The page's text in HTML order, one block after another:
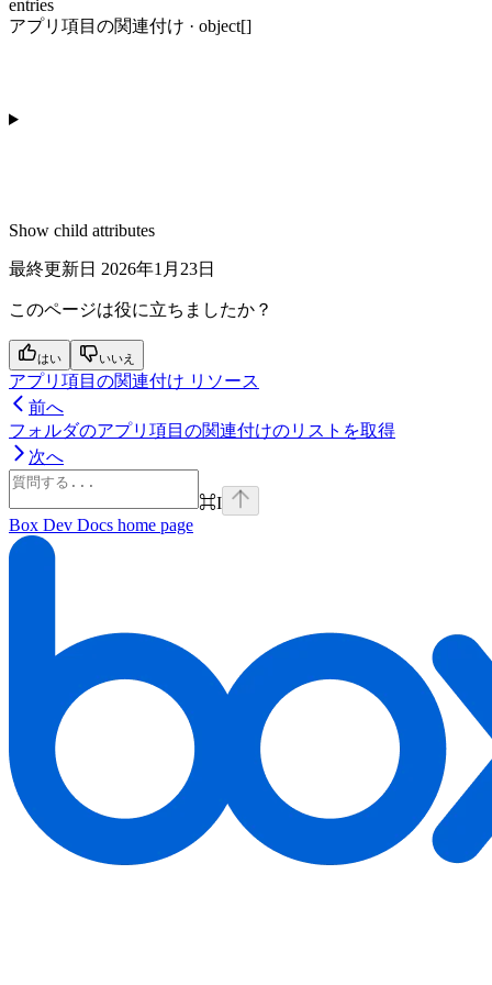
entries
アプリ項目の関連付け · object[]
Show child attributes
最終更新日 2026年1月23日
このページは役に立ちましたか？
はい いいえ
アプリ項目の関連付け リソース
前へ
フォルダのアプリ項目の関連付けのリストを取得
次へ
⌘I
Box Dev Docs home page